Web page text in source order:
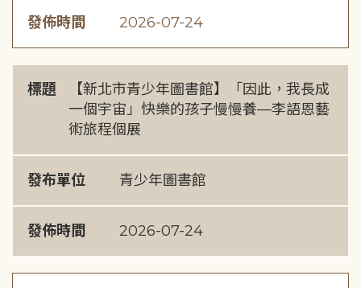
發佈時間 2026-07-24
標題
【新北市青少年圖書館】「因此，我長成
一個宇宙」快樂的孩子慢慢養—李語恩藝
術旅程個展
發布單位 青少年圖書館
發佈時間 2026-07-24